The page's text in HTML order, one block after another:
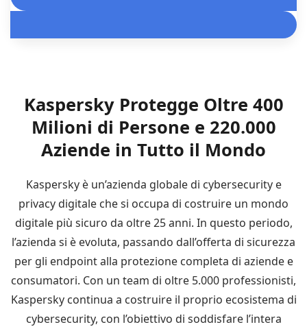
Kaspersky Protegge Oltre 400
Milioni di Persone e 220.000
Aziende in Tutto il Mondo
Kaspersky è un’azienda globale di cybersecurity e
privacy digitale che si occupa di costruire un mondo
digitale più sicuro da oltre 25 anni. In questo periodo,
l’azienda si è evoluta, passando dall’offerta di sicurezza
per gli endpoint alla protezione completa di aziende e
consumatori. Con un team di oltre 5.000 professionisti,
Kaspersky continua a costruire il proprio ecosistema di
cybersecurity, con l’obiettivo di soddisfare l’intera